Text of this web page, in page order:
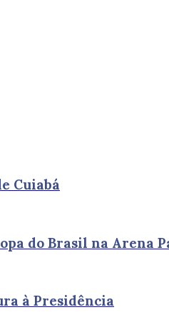
Cuiabá
do Brasil na Arena
à Presidência